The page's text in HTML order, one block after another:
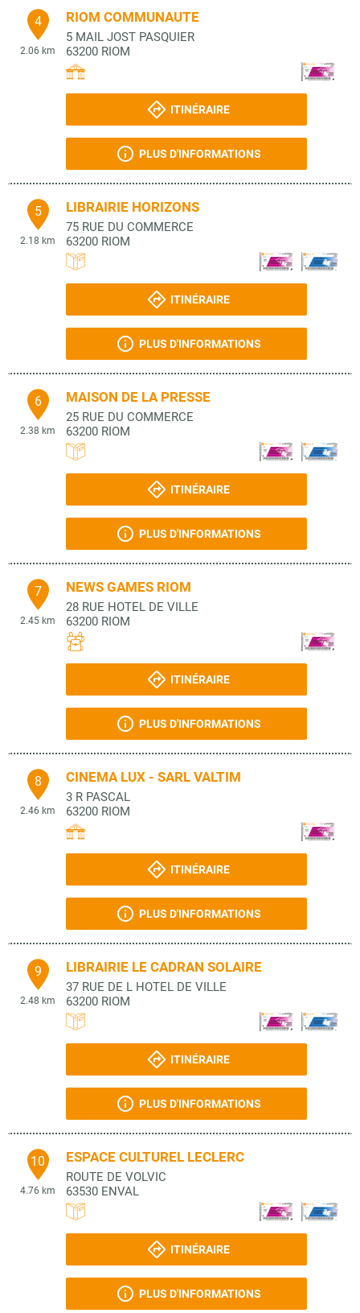
4
2.06 km
RIOM COMMUNAUTE
5 MAIL JOST PASQUIER
63200 RIOM
ITINÉRAIRE
PLUS D'INFORMATIONS
5
2.18 km
LIBRAIRIE HORIZONS
75 RUE DU COMMERCE
63200 RIOM
ITINÉRAIRE
PLUS D'INFORMATIONS
6
2.38 km
MAISON DE LA PRESSE
25 RUE DU COMMERCE
63200 RIOM
ITINÉRAIRE
PLUS D'INFORMATIONS
7
2.45 km
NEWS GAMES RIOM
28 RUE HOTEL DE VILLE
63200 RIOM
ITINÉRAIRE
PLUS D'INFORMATIONS
8
2.46 km
CINEMA LUX - SARL VALTIM
3 R PASCAL
63200 RIOM
ITINÉRAIRE
PLUS D'INFORMATIONS
9
2.48 km
LIBRAIRIE LE CADRAN SOLAIRE
37 RUE DE L HOTEL DE VILLE
63200 RIOM
ITINÉRAIRE
PLUS D'INFORMATIONS
10
4.76 km
ESPACE CULTUREL LECLERC
ROUTE DE VOLVIC
63530 ENVAL
ITINÉRAIRE
PLUS D'INFORMATIONS